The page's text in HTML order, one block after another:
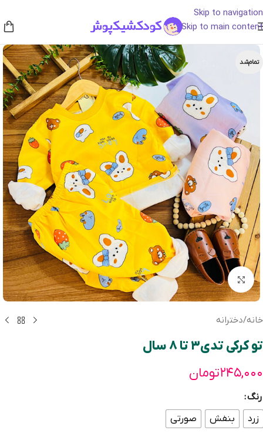
Skip to navigation
Skip to main content
تمام‌شد
بزرگنمایی تصویر
خانه/دخترانه
تو کرکی تدی۳ تا ۸ سال
۲۴۵,۰۰۰تومان
رنگ
زرد
بنفش صورتی